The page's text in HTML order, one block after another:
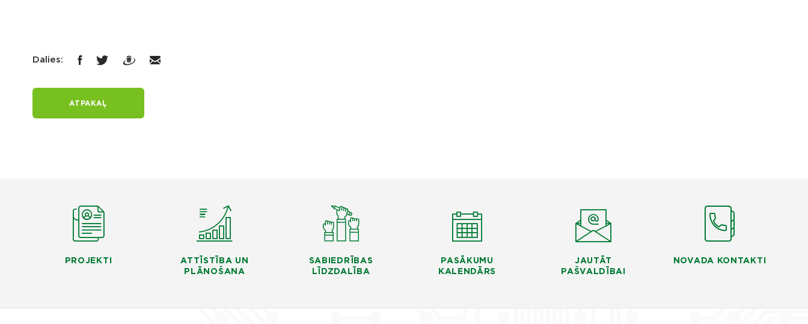
Dalies:
ATPAKAĻ
PROJEKTI
ATTĪSTĪBA UN
PLĀNOŠANA
SABIEDRĪBAS
LĪDZDALĪBA
PASĀKUMU
KALENDĀRS
JAUTĀT
PAŠVALDĪBAI
NOVADA KONTAKTI